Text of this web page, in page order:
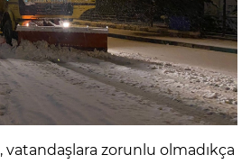
, vatandaşlara zorunlu olmadıkça